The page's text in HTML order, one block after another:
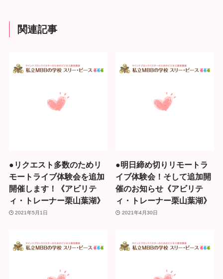
関連記事
●リクエスト多数のためリ
モートライブ体験会を追加
開催します！《アビリテ
ィ・トレーナー栗山葉湖》
2021年5月1日
●明日締め切りリモートラ
イブ体験会！そして追加開
催のお知らせ《アビリテ
ィ・トレーナー栗山葉湖》
2021年4月30日